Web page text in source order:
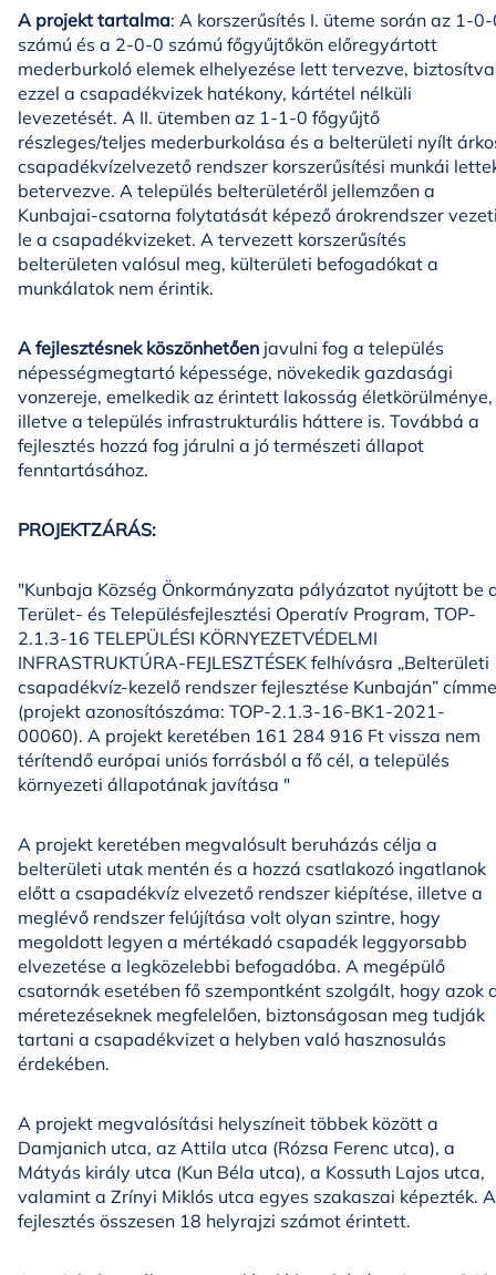
A projekt tartalma: A korszerűsítés I. üteme során az 1-
számú és a 2-0-0 számú főgyűjtőkön előregyártott
mederburkoló elemek elhelyezése lett tervezve, biztosítva
ezzel a csapadékvizek hatékony, kártétel nélküli
levezetését. A II. ütemben az 1-1-0 főgyűjtő
részleges/teljes mederburkolása és a belterületi nyílt
csapadékvízelvezető rendszer korszerűsítési munkái
betervezve. A település belterületéről jellemzően a
Kunbajai-csatorna folytatását képező árokrendszer
le a csapadékvizeket. A tervezett korszerűsítés
belterületen valósul meg, külterületi befogadókat a
munkálatok nem érintik.
A fejlesztésnek köszönhetően javulni fog a település
népességmegtartó képessége, növekedik gazdasági
vonzereje, emelkedik az érintett lakosság életkörülménye,
illetve a település infrastrukturális háttere is. Továbbá a
fejlesztés hozzá fog járulni a jó természeti állapot
fenntartásához.
PROJEKTZÁRÁS:
"Kunbaja Község Önkormányzata pályázatot nyújtott be
Terület- és Településfejlesztési Operatív Program, TOP-
2.1.3-16 TELEPÜLÉSI KÖRNYEZETVÉDELMI
INFRASTRUKTÚRA-FEJLESZTÉSEK felhívásra „Belterületi
csapadékvíz-kezelő rendszer fejlesztése Kunbaján”
(projekt azonosítószáma: TOP-2.1.3-16-BK1-2021-
00060). A projekt keretében 161 284 916 Ft vissza nem
térítendő európai uniós forrásból a fő cél, a település
környezeti állapotának javítása "
A projekt keretében megvalósult beruházás célja a
belterületi utak mentén és a hozzá csatlakozó ingatlanok
előtt a csapadékvíz elvezető rendszer kiépítése, illetve a
meglévő rendszer felújítása volt olyan szintre, hogy
megoldott legyen a mértékadó csapadék leggyorsabb
elvezetése a legközelebbi befogadóba. A megépülő
csatornák esetében fő szempontként szolgált, hogy azok
méretezéseknek megfelelően, biztonságosan meg tudják
tartani a csapadékvizet a helyben való hasznosulás
érdekében.
A projekt megvalósítási helyszíneit többek között a
Damjanich utca, az Attila utca (Rózsa Ferenc utca), a
Mátyás király utca (Kun Béla utca), a Kossuth Lajos utca,
valamint a Zrínyi Miklós utca egyes szakaszai képezték. A
fejlesztés összesen 18 helyrajzi számot érintett.